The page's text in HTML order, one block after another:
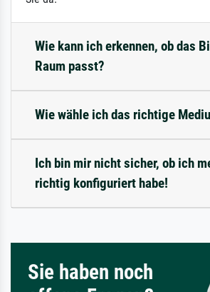
Wie kann ich erkennen, ob das
Raum passt?
Wie wähle ich das richtige
Ich bin mir nicht sicher, ob ich
richtig konfiguriert habe!
Sie haben noch